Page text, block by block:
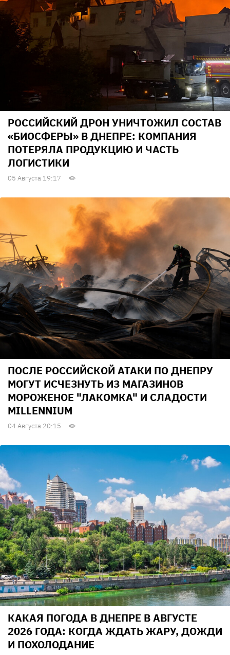
РОССИЙСКИЙ ДРОН УНИЧТОЖИЛ СОСТАВ
«БИОСФЕРЫ» В ДНЕПРЕ: КОМПАНИЯ
ПОТЕРЯЛА ПРОДУКЦИЮ И ЧАСТЬ
ЛОГИСТИКИ
05 Августа 19:17
ПОСЛЕ РОССИЙСКОЙ АТАКИ ПО ДНЕПРУ
МОГУТ ИСЧЕЗНУТЬ ИЗ МАГАЗИНОВ
МОРОЖЕНОЕ "ЛАКОМКА" И СЛАДОСТИ
MILLENNIUM
04 Августа 20:15
КАКАЯ ПОГОДА В ДНЕПРЕ В АВГУСТЕ
2026 ГОДА: КОГДА ЖДАТЬ ЖАРУ, ДОЖДИ
И ПОХОЛОДАНИЕ